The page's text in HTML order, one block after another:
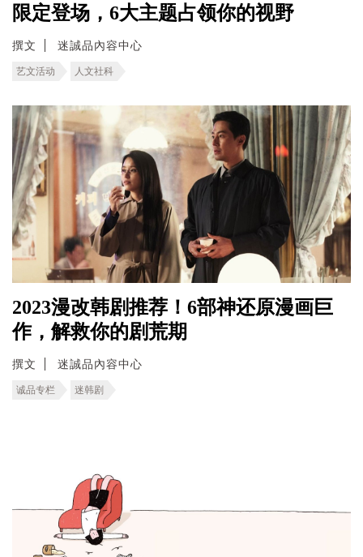
限定登场，6大主题占领你的视野
撰文 迷誠品內容中心
艺文活动 人文社科
2023漫改韩剧推荐！6部神还原漫画巨
作，解救你的剧荒期
撰文 迷誠品內容中心
诚品专栏 迷韩剧